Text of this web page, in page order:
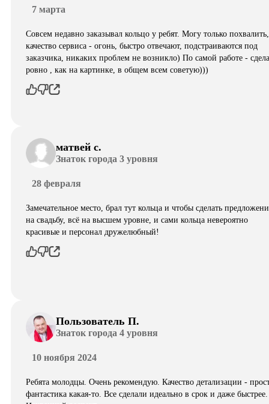
7 марта
Совсем недавно заказывал кольцо у ребят. Могу только похвалить,
качество сервиса - огонь, быстро отвечают, подстраиваются под
заказчика, никаких проблем не возникло) По самой работе -
ровно , как на картинке, в общем всем советую)))
матвей с.
Знаток города 3 уровня
28 февраля
Замечательное место, брал тут кольца и чтобы сделать
на свадьбу, всё на высшем уровне, и сами кольца невероятно
красивые и персонал дружелюбный!
Пользователь П.
Знаток города 4 уровня
10 ноября 2024
Ребята молодцы. Очень рекомендую. Качество детализации -
фантастика какая-то. Все сделали идеально в срок и даже быстрее.